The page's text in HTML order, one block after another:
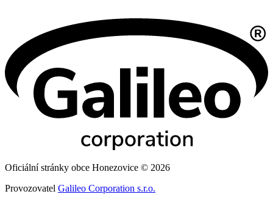
Oficiální stránky obce Honezovice © 2026
Provozovatel Galileo Corporation s.r.o.